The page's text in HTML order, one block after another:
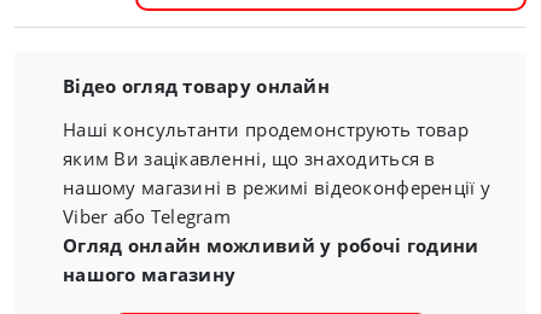
Відео огляд товару онлайн
Наші консультанти продемонструють товар
яким Ви зацікавленні, що знаходиться в
нашому магазині в режимі відеоконференції у
Viber або Telegram
Огляд онлайн можливий у робочі години
нашого магазину